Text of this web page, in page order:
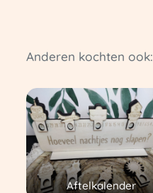
Anderen kochten ook:
Aftelkalender